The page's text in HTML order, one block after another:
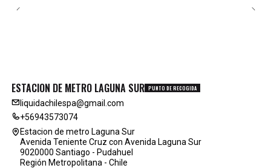
ESTACION DE METRO LAGUNA SUR PUNTO DE RECOGIDA
liquidachilespa@gmail.com
+56943573074
Estacion de metro Laguna Sur
Avenida Teniente Cruz con Avenida Laguna Sur
9020000 Santiago - Pudahuel
Región Metropolitana - Chile